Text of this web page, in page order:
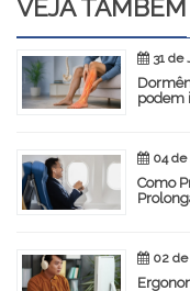
VEJA TAMBÉM
31 de
podem
04
Como
02